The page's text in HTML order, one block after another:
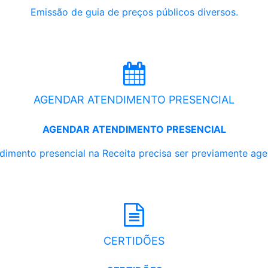
Emissão de guia de preços públicos diversos.
AGENDAR ATENDIMENTO PRESENCIAL
AGENDAR ATENDIMENTO PRESENCIAL
presencial na Receita precisa ser previamente
CERTIDÕES